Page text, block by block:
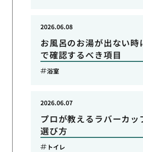
お風呂のお湯が出ない時
で確認するべき項目
2026.06.08
浴室
プロが教えるラバーカッ
選び方
2026.06.07
トイレ